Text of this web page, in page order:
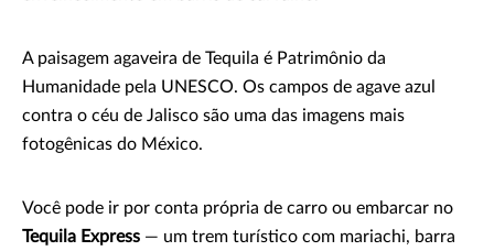
A paisagem agaveira de Tequila é Patrimônio da
Humanidade pela UNESCO. Os campos de agave azul
contra o céu de Jalisco são uma das imagens mais
fotogênicas do México.
Você pode ir por conta própria de carro ou embarcar no
Tequila Express — um trem turístico com mariachi, barra